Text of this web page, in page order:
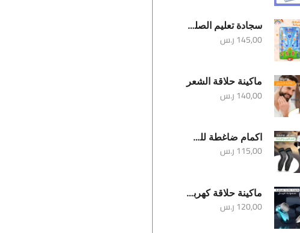
سجادة تعليم الصلوات الخمس والوضوء
145,00ر.س
ماكينة حلاقة الشعر
140,00ر.س
اكمام ضاغطة للساقين والركبة
115,00ر.س
ماكينة حلاقة كهربائية محمولة للرجال
120,00ر.س